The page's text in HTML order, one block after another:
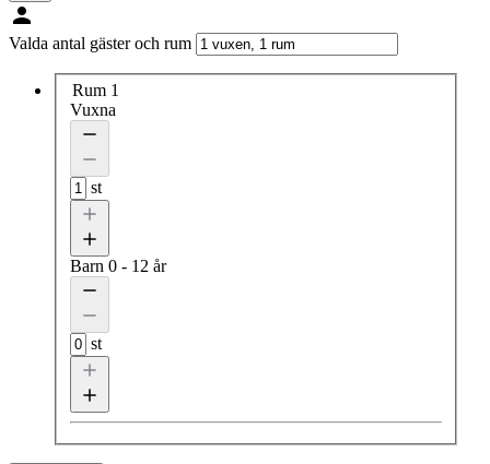
Valda antal gäster och rum
Rum 1
Vuxna
st
Barn 0 - 12 år
st